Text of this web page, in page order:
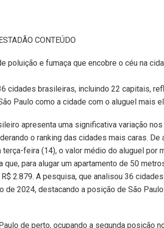
CONTEÚDO
cidades brasileiras, incluindo 22 capitais,
Paulo como a cidade com o aluguel mais
apresenta uma significativa variação
o ranking das cidades mais caras.
feira (14), o valor médio do aluguel por
que, para alugar um apartamento de 50
2.879. A pesquisa, que analisou 36
de 2024, destacando a posição de São
de perto, ocupando a segunda posição